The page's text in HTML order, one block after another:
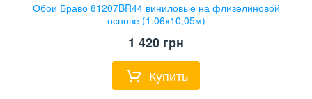
Обои Браво 81207BR44 виниловые на флизелиновой
основе (1,06х10,05м)
1 420 грн
Купить